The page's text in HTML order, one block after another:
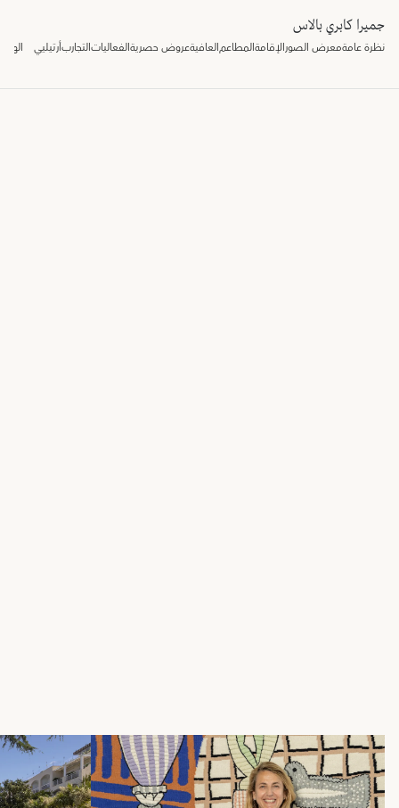
جميرا كابري بالاس
نظرة عامةمعرض الصورالإقامةالمطاعمالعافيةعروض حصريةالفعالياتالتجاربأرتيليي